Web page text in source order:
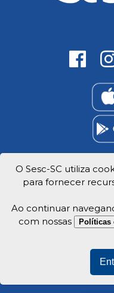
Veja o mapa do
O Sesc-SC utiliza
para fornecer
Ao continuar
com nossas
Políticas